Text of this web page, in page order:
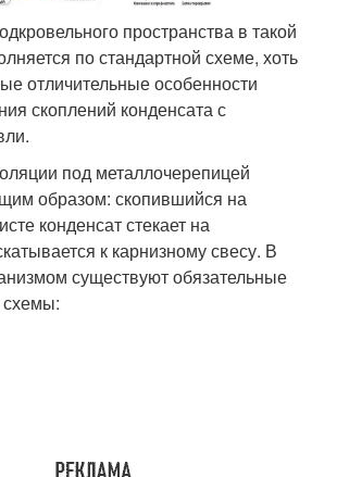
пространства в такой
по стандартной схеме, хоть
отличительные особенности
скоплений конденсата с
под металлочерепицей
образом: скопившийся на
конденсат стекает на
к карнизному свесу. В
существуют обязательные
схемы: